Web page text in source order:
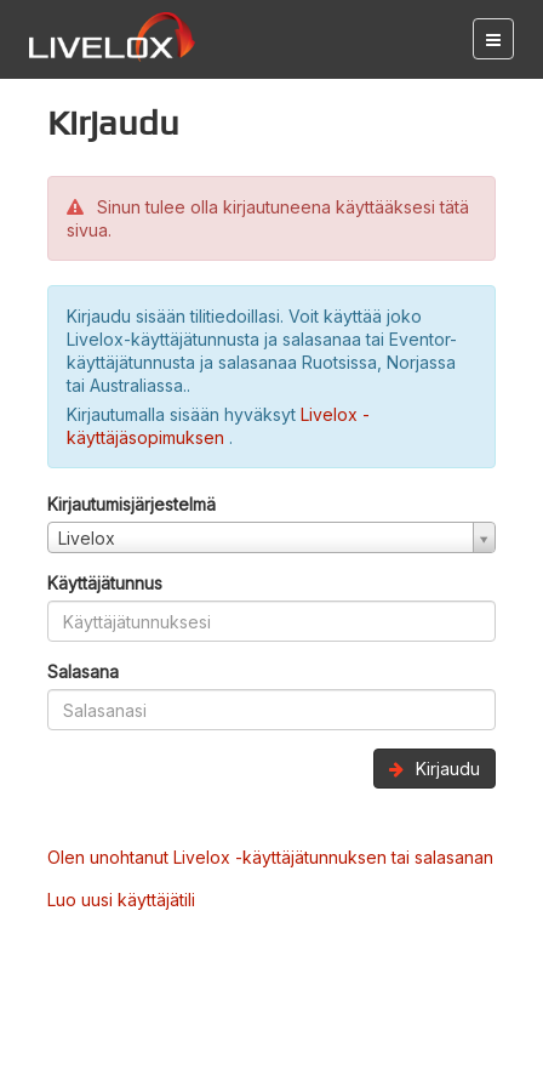
Kirjaudu
Sinun tulee olla kirjautuneena käyttääksesi tätä
sivua.
Kirjaudu sisään tilitiedoillasi. Voit käyttää joko
Livelox-käyttäjätunnusta ja salasanaa tai Eventor-
käyttäjätunnusta ja salasanaa Ruotsissa, Norjassa
tai Australiassa..
Kirjautumalla sisään hyväksyt Livelox -
käyttäjäsopimuksen .
Kirjautumisjärjestelmä
Livelox
Käyttäjätunnus
Salasana
Kirjaudu
Olen unohtanut Livelox -käyttäjätunnuksen tai salasanan
Luo uusi käyttäjätili